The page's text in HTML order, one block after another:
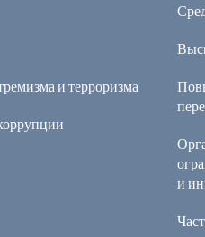
и терроризма
и